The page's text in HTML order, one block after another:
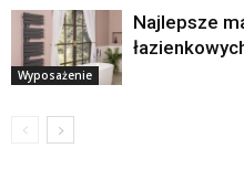
Wyposażenie
Najlepsze